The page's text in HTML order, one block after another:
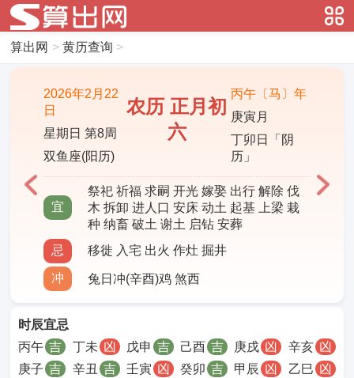
算出网 > 黄历查询 >
2026年2月22
日
星期日 第8周
双鱼座(阳历)
农历 正月初
六
丙午〔马〕年
庚寅月
丁卯日「阴
历」
宜
祭祀 祈福 求嗣 开光 嫁娶 出行 解除 伐
木 拆卸 进人口 安床 动土 起基 上梁 栽
种 纳畜 破土 谢土 启钻 安葬
忌
移徙 入宅 出火 作灶 掘井
冲 兔日冲(辛酉)鸡 煞西
时辰宜忌
庚子 吉 辛丑 吉 壬寅 凶 癸卯 吉 甲辰 凶 乙巳 凶
丙午 吉 丁未 凶 戊申 吉 己酉 吉 庚戌 凶 辛亥 凶